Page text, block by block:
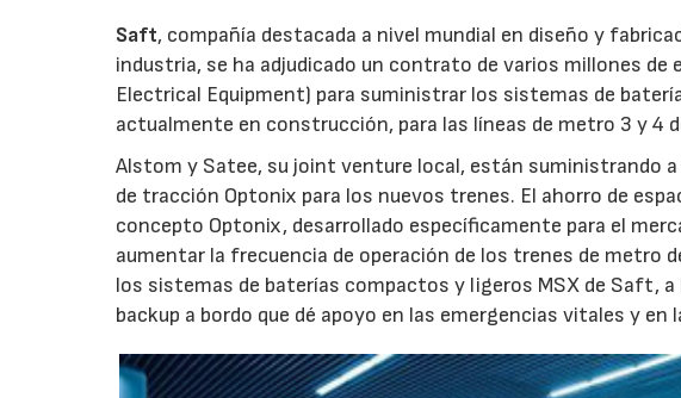
Saft, compañía destacada a nivel mundial en diseño y
industria, se ha adjudicado un contrato de varios millones
Electrical Equipment) para suministrar los sistemas de
actualmente en construcción, para las líneas de metro 3 y 4
Alstom y Satee, su joint venture local, están suministrando
de tracción Optonix para los nuevos trenes. El ahorro de
concepto Optonix, desarrollado específicamente para el
aumentar la frecuencia de operación de los trenes de metro
los sistemas de baterías compactos y ligeros MSX de Saft, a
backup a bordo que dé apoyo en las emergencias vitales y